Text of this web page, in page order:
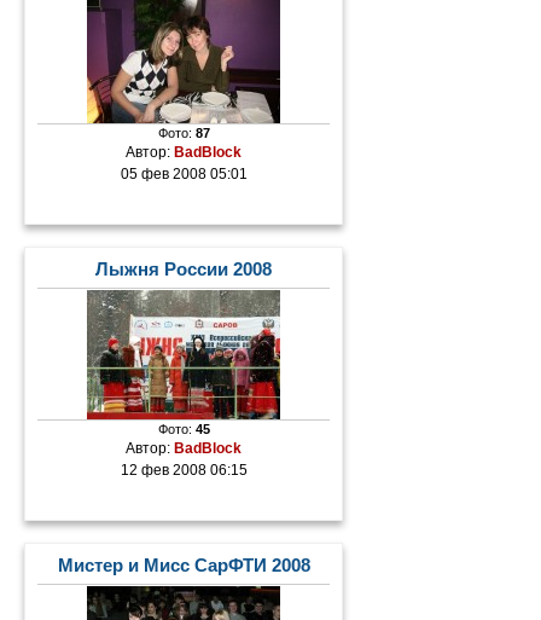
Фото: 87
Автор:BadBlock
05 фев 2008 05:01
Лыжня России 2008
Фото: 45
Автор: BadBlock
12 фев 2008 06:15
Мистер и Мисс СарФТИ 2008